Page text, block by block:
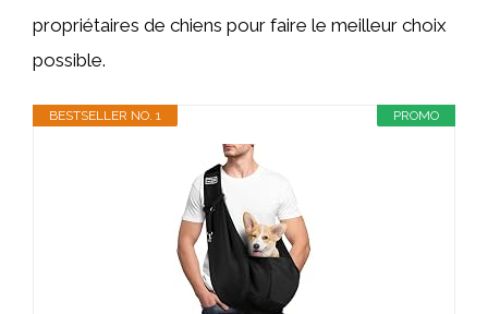
propriétaires de chiens pour faire le meilleur choix
possible.
PROMO
BESTSELLER NO. 1